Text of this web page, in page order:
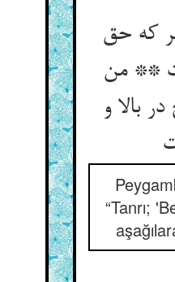
که حق
** من
بالا و
“Tanrı;